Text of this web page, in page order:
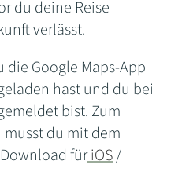
du deine Reise
verlässt.
die Google Maps-App
hast und du bei
bist. Zum
du mit dem
füriOS/